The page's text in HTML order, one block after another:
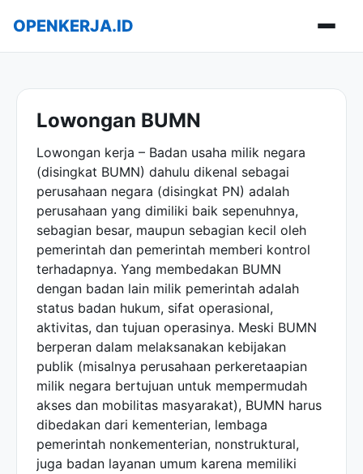
OPENKERJA.ID
Lowongan BUMN
Lowongan kerja – Badan usaha milik negara
(disingkat BUMN) dahulu dikenal sebagai
perusahaan negara (disingkat PN) adalah
perusahaan yang dimiliki baik sepenuhnya,
sebagian besar, maupun sebagian kecil oleh
pemerintah dan pemerintah memberi kontrol
terhadapnya. Yang membedakan BUMN
dengan badan lain milik pemerintah adalah
status badan hukum, sifat operasional,
aktivitas, dan tujuan operasinya. Meski BUMN
berperan dalam melaksanakan kebijakan
publik (misalnya perusahaan perkeretaapian
milik negara bertujuan untuk mempermudah
akses dan mobilitas masyarakat), BUMN harus
dibedakan dari kementerian, lembaga
pemerintah nonkementerian, nonstruktural,
juga badan layanan umum karena memiliki